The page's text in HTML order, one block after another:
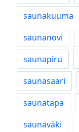
saunakuuma
saunanovi
saunapiru
saunasaari
saunatapa
saunaväki